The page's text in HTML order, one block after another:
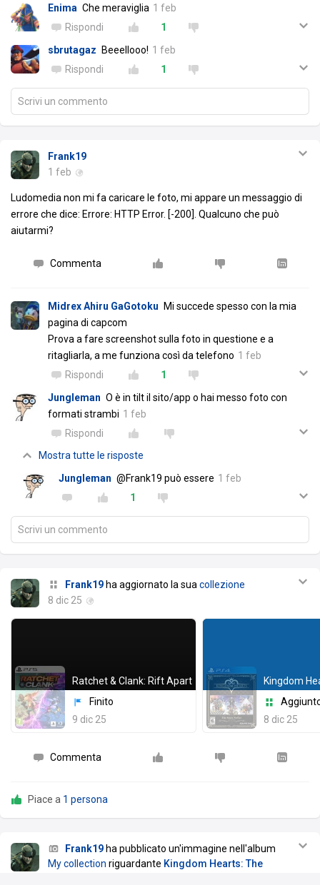
Enima Che meraviglia 1 feb
Rispondi
1
sbrutagaz
Beeellooo! 1 feb
Rispondi
1
Scrivi un commento
Frank19
1 feb
Ludomedia non mi fa caricare le foto, mi appare un messaggio di
errore che dice: Errore: HTTP Error. [-200]. Qualcuno che può
aiutarmi?
Commenta
Midrex Ahiru GaGotoku
Mi succede spesso con la mia
pagina di capcom
Prova a fare screenshot sulla foto in questione e a
ritagliarla, a me funziona così da telefono 1 feb
Rispondi
1
Jungleman O è in tilt il sito/app o hai messo foto con
formati strambi 1 feb
Rispondi
Mostra tutte le risposte
Jungleman @Frank19 può essere 1 feb
1
Scrivi un commento
Frank19 ha aggiornato la sua collezione
8 dic 25
Ratchet & Clank: Rift Apart
Finito
9 dic 25
8 dic 25
Commenta
Piace a 1 persona
Frank19 ha pubblicato un'immagine nell'album
My collection riguardante Kingdom Hearts: The